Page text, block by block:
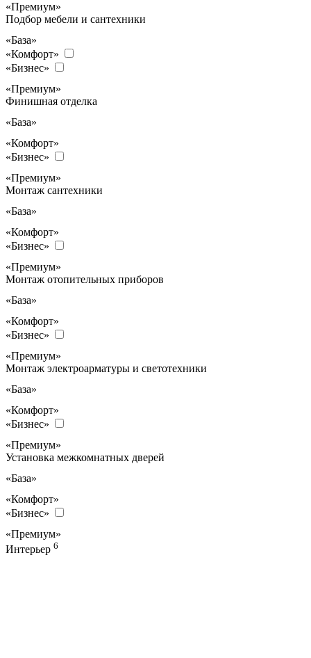
«Премиум»
Подбор мебели и сантехники
«База»
«Комфорт»
«Бизнес»
«Премиум»
Финишная отделка
«База»
«Комфорт»
«Бизнес»
«Премиум»
Монтаж сантехники
«База»
«Комфорт»
«Бизнес»
«Премиум»
Монтаж отопительных приборов
«База»
«Комфорт»
«Бизнес»
«Премиум»
Монтаж электроарматуры и светотехники
«База»
«Комфорт»
«Бизнес»
«Премиум»
Установка межкомнатных дверей
«База»
«Комфорт»
«Бизнес»
«Премиум»
Интерьер 6